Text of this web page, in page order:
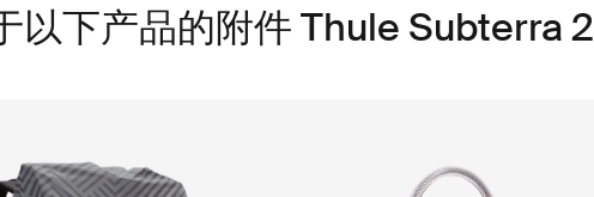
以下产品的附件 Thule Subterra 2